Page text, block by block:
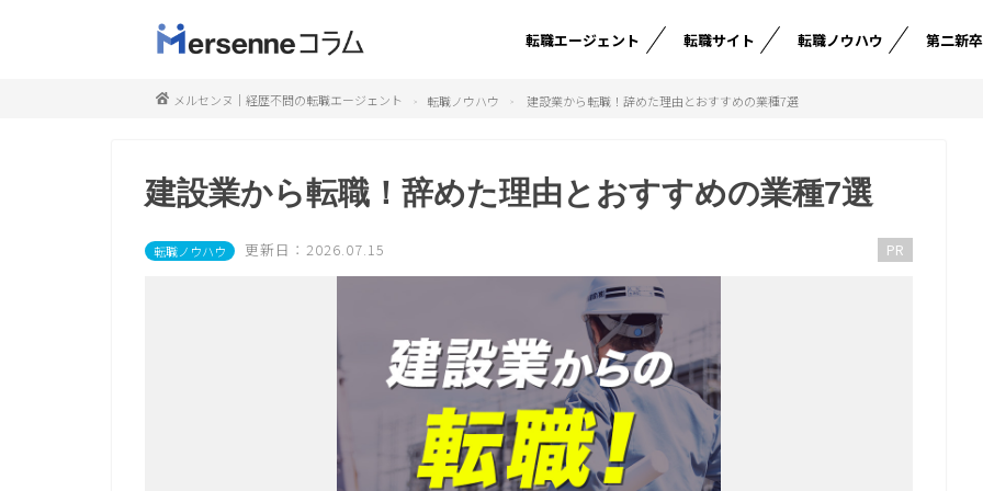
転職エージェント 転職サイト 転職ノウハウ 第二新卒
メルセンヌ｜経歴不問の転職エージェント 転職ノウハウ 建設業から転職！辞めた理由とおすすめの業種7選
建設業から転職！辞めた理由とおすすめの業種7選
転職ノウハウ 更新日：2026.07.15 PR